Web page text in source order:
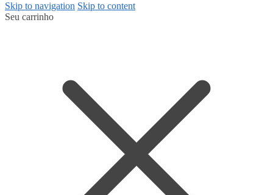
Skip to navigation Skip to content
Seu carrinho